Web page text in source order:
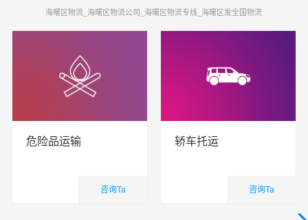
海曙区物流_海曙区物流公司_海曙区物流专线_海曙区发全国物流
危险品运输
咨询Ta
轿车托运
咨询Ta